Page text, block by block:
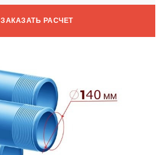
ЗАКАЗАТЬ РАСЧЕТ